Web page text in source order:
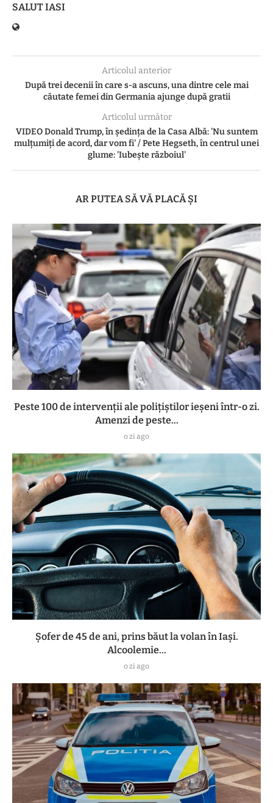
SALUT IASI
Articolul anterior
După trei decenii în care s-a ascuns, una dintre cele mai
căutate femei din Germania ajunge după gratii
Articolul următor
VIDEO Donald Trump, în ședința de la Casa Albă: 'Nu suntem
mulțumiți de acord, dar vom fi' / Pete Hegseth, în centrul unei
glume: 'Iubește războiul'
AR PUTEA SĂ VĂ PLACĂ ȘI
Peste 100 de intervenții ale polițiștilor ieșeni într-o zi.
Amenzi de peste...
o zi ago
Șofer de 45 de ani, prins băut la volan în Iași.
Alcoolemie...
o zi ago